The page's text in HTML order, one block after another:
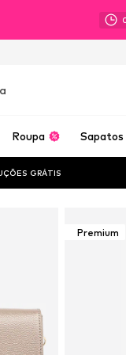
Roupa Sapatos
GRÁTIS
Premium